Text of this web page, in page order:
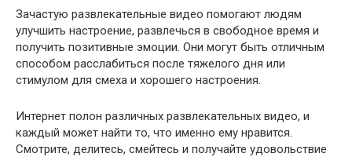
Зачастую развлекательные видео помогают людям
улучшить настроение, развлечься в свободное время и
получить позитивные эмоции. Они могут быть отличным
способом расслабиться после тяжелого дня или
стимулом для смеха и хорошего настроения.
Интернет полон различных развлекательных видео, и
каждый может найти то, что именно ему нравится.
Смотрите, делитесь, смейтесь и получайте удовольствие